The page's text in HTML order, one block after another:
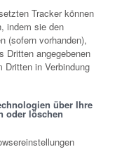
Tracker können
indem sie den
(sofern vorhanden),
Dritten angegebenen
Dritten in Verbindung
über Ihre
oder löschen